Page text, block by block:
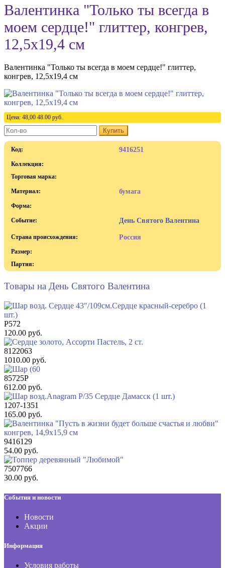
Валентинка "Только ты всегда в
моем сердце!" глиттер, конгрев,
12,5х19,4 см
Валентинка "Только ты всегда в моем сердце!" глиттер,
конгрев, 12,5х19,4 см
Цена: 48,00 48.00 руб.
Купить
Код: 9416251
Коллекция:
Торговая марка:
Материал: бумага
Форма:
Событие: День Святого Валентина
Страна происхождения: Россия
Размер:
Партия:
Товары на День Святого Валентина
Р572
120.00 руб.
8122063
1010.00 руб.
85725P
612.00 руб.
1207-1351
165.00 руб.
9416129
54.00 руб.
7507766
30.00 руб.
События и новости
Новости
Акции
Информация
Условия работы